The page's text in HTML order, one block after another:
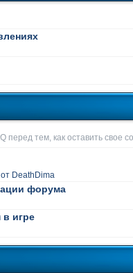
перед тем, как оставить свое
DeathDima
форума
игре